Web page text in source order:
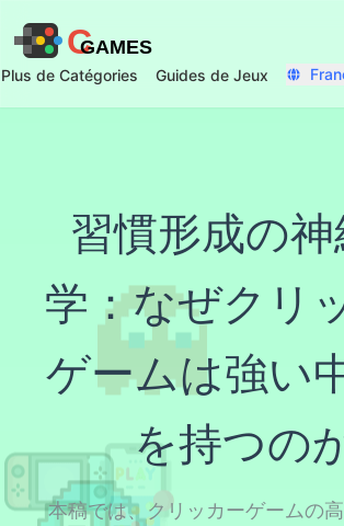
CGAMES
Plus de Catégories Guides de Jeux
習慣形成の
学：なぜクリ
ゲームは強い
を持つの
本稿では、クリッカーゲームの